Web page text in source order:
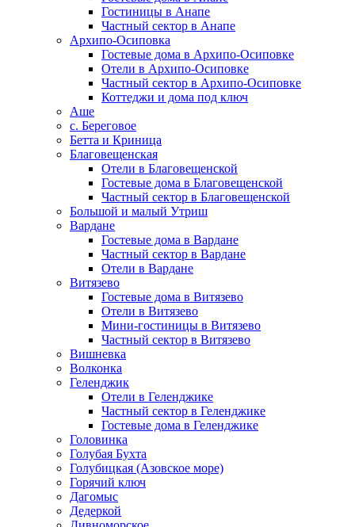
Гостиницы в Анапе
Частный сектор в Анапе
Архипо-Осиповка
Гостевые дома в Архипо-Осиповке
Отели в Архипо-Осиповке
Частный сектор в Архипо-Осиповке
Коттеджи и дома под ключ
Аше
с. Береговое
Бетта и Криница
Благовещенская
Отели в Благовещенской
Гостевые дома в Благовещенской
Частный сектор в Благовещенской
Большой и малый Утриш
Вардане
Гостевые дома в Вардане
Частный сектор в Вардане
Отели в Вардане
Витязево
Гостевые дома в Витязево
Отели в Витязево
Мини-гостиницы в Витязево
Частный сектор в Витязево
Вишневка
Волконка
Геленджик
Отели в Геленджике
Частный сектор в Геленджике
Гостевые дома в Геленджике
Головинка
Голубая Бухта
Голубицкая (Азовское море)
Горячий ключ
Дагомыс
Дедеркой